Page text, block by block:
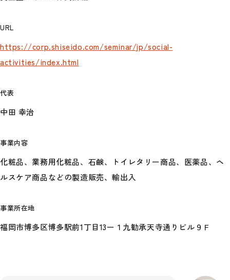
URL
https://corp.shiseido.com/seminar/jp/social-
activities/index.html
代表
中田 幸治
事業内容
化粧品、業務用化粧品、石鹸、トイレタリー商品、医薬品、ヘ
ルスケア商品などの製造販売、輸出入
事業所在地
福岡市博多区博多駅前1丁目13ー１九勧承天寺通りビル９Ｆ